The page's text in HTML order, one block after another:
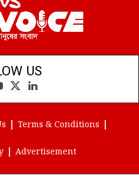
US
X
(Twitter)
LinkedIn
Terms & Conditions
Advertisement